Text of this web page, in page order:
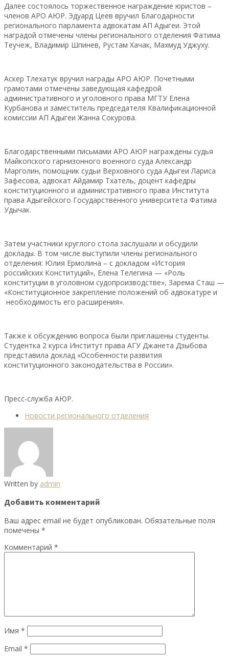
Далее состоялось торжественное награждение юристов –
членов АРО АЮР. Эдуард Цеев вручил Благодарности
регионального парламента адвокатам АП Адыгеи. Этой
наградой отмечены члены регионального отделения Фатима
Теучеж, Владимир Шпинев, Рустам Хачак, Махмуд Уджуху.
Аскер Тлехатук вручил награды АРО АЮР. Почетными
грамотами отмечены заведующая кафедрой
административного и уголовного права МГТУ Елена
Курбанова и заместитель председателя Квалификационной
комиссии АП Адыгеи Жанна Сокурова.
Благодарственными письмами АРО АЮР награждены судья
Майкопского гарнизонного военного суда Александр
Марголин, помощник судьи Верховного суда Адыгеи Лариса
Зафесова, адвокат Айдамир Тхатель, доцент кафедры
конституционного и административного права Института
права Адыгейского Государственного университета Фатима
Удычак.
Затем участники круглого стола заслушали и обсудили
доклады. В том числе выступили члены регионального
отделения: Юлия Ермолина – с докладом «История
российских Конституций», Елена Телегина — «Роль
конституции в уголовном судопроизводстве», Зарема Сташ —
«Конституционное закрепление положений об адвокатуре и
необходимость его расширения».
Также к обсуждению вопроса были приглашены студенты.
Студентка 2 курса Институт права АГУ Джанета Дзыбова
представила доклад «Особенности развития
конституционного законодательства в России».
Пресс-служба АЮР.
Новости регионального отделения
Written by admin
Добавить комментарий
Ваш адрес email не будет опубликован. Обязательные поля
помечены *
Комментарий *
Имя *
Email *